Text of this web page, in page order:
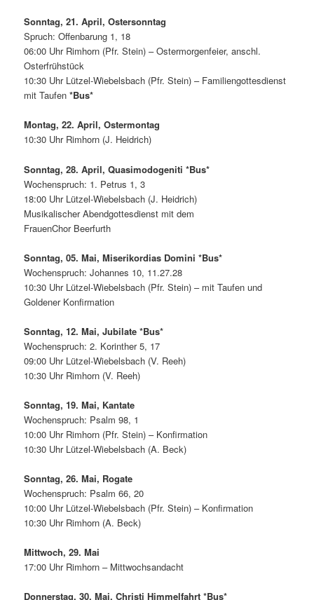
Sonntag, 21. April, Ostersonntag
Spruch: Offenbarung 1, 18
06:00 Uhr Rimhorn (Pfr. Stein) – Ostermorgenfeier, anschl.
Osterfrühstück
10:30 Uhr Lützel-Wiebelsbach (Pfr. Stein) – Familiengottesdienst
mit Taufen*Bus*
Montag, 22. April, Ostermontag
10:30 Uhr Rimhorn (J. Heidrich)
Sonntag, 28. April, Quasimodogeniti *Bus*
Wochenspruch: 1. Petrus 1, 3
18:00 Uhr Lützel-Wiebelsbach (J. Heidrich)
Musikalischer Abendgottesdienst mit dem
FrauenChor Beerfurth
Sonntag, 05. Mai, Miserikordias Domini *Bus*
Wochenspruch: Johannes 10, 11.27.28
10:30 Uhr Lützel-Wiebelsbach (Pfr. Stein) – mit Taufen und
Goldener Konfirmation
Sonntag, 12. Mai, Jubilate *Bus*
Wochenspruch: 2. Korinther 5, 17
09:00 Uhr Lützel-Wiebelsbach (V. Reeh)
10:30 Uhr Rimhorn (V. Reeh)
Sonntag, 19. Mai, Kantate
Wochenspruch: Psalm 98, 1
10:00 Uhr Rimhorn (Pfr. Stein) – Konfirmation
10:30 Uhr Lützel-Wiebelsbach (A. Beck)
Sonntag, 26. Mai, Rogate
Wochenspruch: Psalm 66, 20
10:00 Uhr Lützel-Wiebelsbach (Pfr. Stein) – Konfirmation
10:30 Uhr Rimhorn (A. Beck)
Mittwoch, 29. Mai
17:00 Uhr Rimhorn – Mittwochsandacht
Donnerstag, 30. Mai, Christi Himmelfahrt *Bus*